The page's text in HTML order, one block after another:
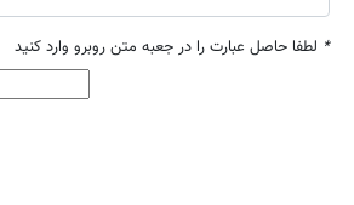
* لطفا حاصل عبارت را در جعبه متن روبرو وارد کنید